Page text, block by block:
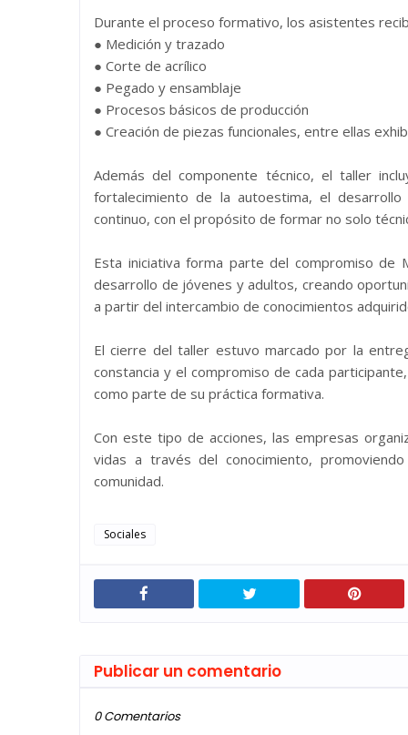
Durante el proceso formativo, los asistentes
● Medición y trazado
● Corte de acrílico
● Pegado y ensamblaje
● Procesos básicos de producción
● Creación de piezas funcionales, entre ellas
Además del componente técnico, el taller
fortalecimiento de la autoestima, el
continuo, con el propósito de formar no solo
Esta iniciativa forma parte del compromiso de
desarrollo de jóvenes y adultos, creando
a partir del intercambio de conocimientos
El cierre del taller estuvo marcado por la
constancia y el compromiso de cada
como parte de su práctica formativa.
Con este tipo de acciones, las empresas
vidas a través del conocimiento,
comunidad.
Sociales
Publicar un comentario
0 Comentarios